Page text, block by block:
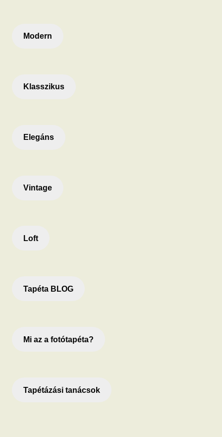
Modern
Klasszikus
Elegáns
Vintage
Loft
Tapéta BLOG
Mi az a fotótapéta?
Tapétázási tanácsok